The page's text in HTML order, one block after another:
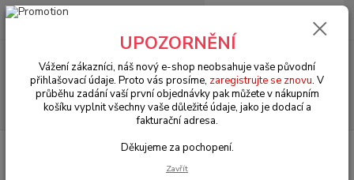
Menu
Hledat
+420 602 330 329
0 Kč
VW Bus Typ 2 (1967 » 79)
Motorové díly (Engine parts)
UPOZORNĚNÍ
Vážení zákazníci, náš nový e-shop neobsahuje vaše původní
přihlašovací údaje. Proto vás prosíme, zaregistrujte se znovu. V
průběhu zadání vaší první objednávky pak můžete v nákupním
košíku vyplnit všechny vaše důležité údaje, jako je dodací a
fakturační adresa.
Děkujeme za pochopení.
Zavřít